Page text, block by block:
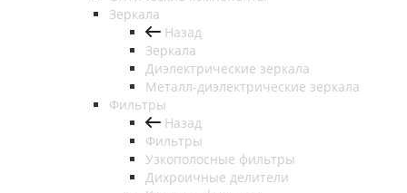
Зеркала
Назад
Зеркала
Диэлектрические зеркала
Металл-диэлектрические зеркала
Фильтры
Назад
Фильтры
Узкополосные фильтры
Дихроичные делители